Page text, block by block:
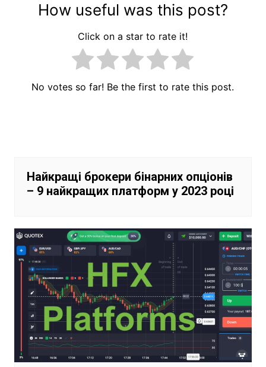
How useful was this post?
Click on a star to rate it!
No votes so far! Be the first to rate this post.
Найкращі брокери бінарних опціонів
– 9 найкращих платформ у 2023 році